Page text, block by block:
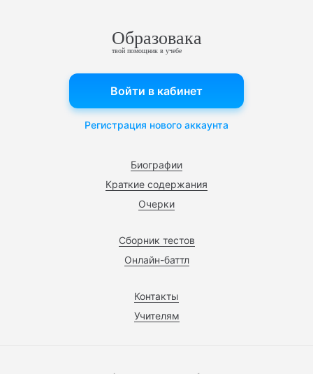
Образовака
твой помощник в учебе
Биографии
Краткие содержания
Очерки
Сборник тестов
Онлайн-баттл
Контакты
Учителям
Войти в кабинет
Регистрация нового аккаунта